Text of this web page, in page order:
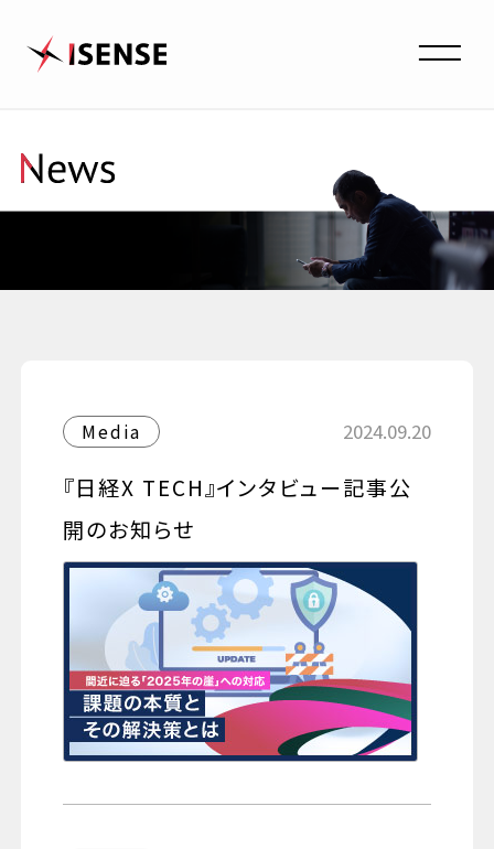
Media 2024.09.20
『日経X TECH』インタビュー記事公
開のお知らせ